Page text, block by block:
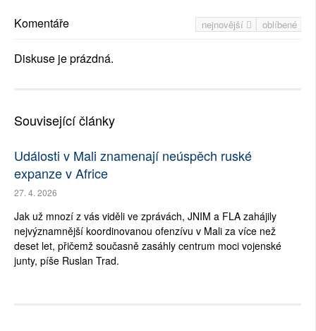
nejnovější oblíbené
Komentáře
Diskuse je prázdná.
Související články
Události v Mali znamenají neúspěch ruské
expanze v Africe
27. 4. 2026
Jak už mnozí z vás viděli ve zprávách, JNIM a FLA zahájily
nejvýznamnější koordinovanou ofenzívu v Mali za více než
deset let, přičemž současně zasáhly centrum moci vojenské
junty, píše Ruslan Trad.